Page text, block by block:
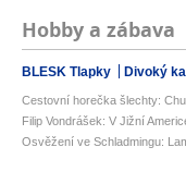
Hobby a zábava
BLESK Tlapky Divoký
Cestovní horečka šlechty:
Filip Vondrášek: V Jižní
Osvěžení ve Schladmingu: